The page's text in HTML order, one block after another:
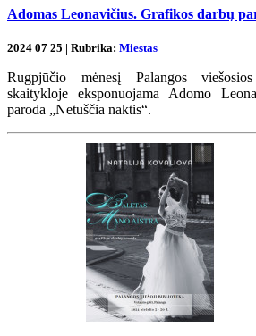
Adomas Leonavičius. Grafikos darbų
2024 07 25 | Rubrika: Miestas
Rugpjūčio mėnesį Palangos
skaitykloje eksponuojama Adomo
paroda „Netuščia naktis“.